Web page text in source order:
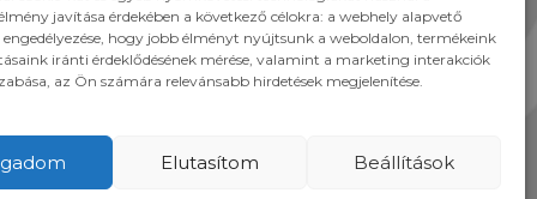
javítása érdekében a következő célokra: a webhely alapvető
hogy jobb élményt nyújtsunk a weboldalon, termékeink
iránti érdeklődésének mérése, valamint a marketing interakciók
az Ön számára relevánsabb hirdetések megjelenítése.
Elutasítom Beállítások